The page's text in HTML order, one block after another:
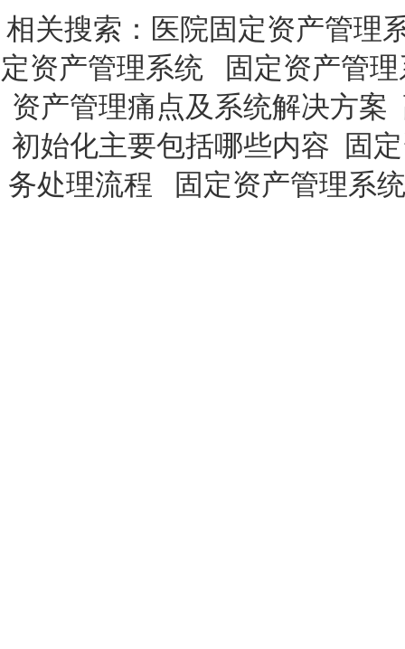
相关搜索： 医院固定资产管理
定资产管理系统
固定资产管
资产管理痛点及系统解决方案
初始化主要包括哪些内容
固
务处理流程
固定资产管理系